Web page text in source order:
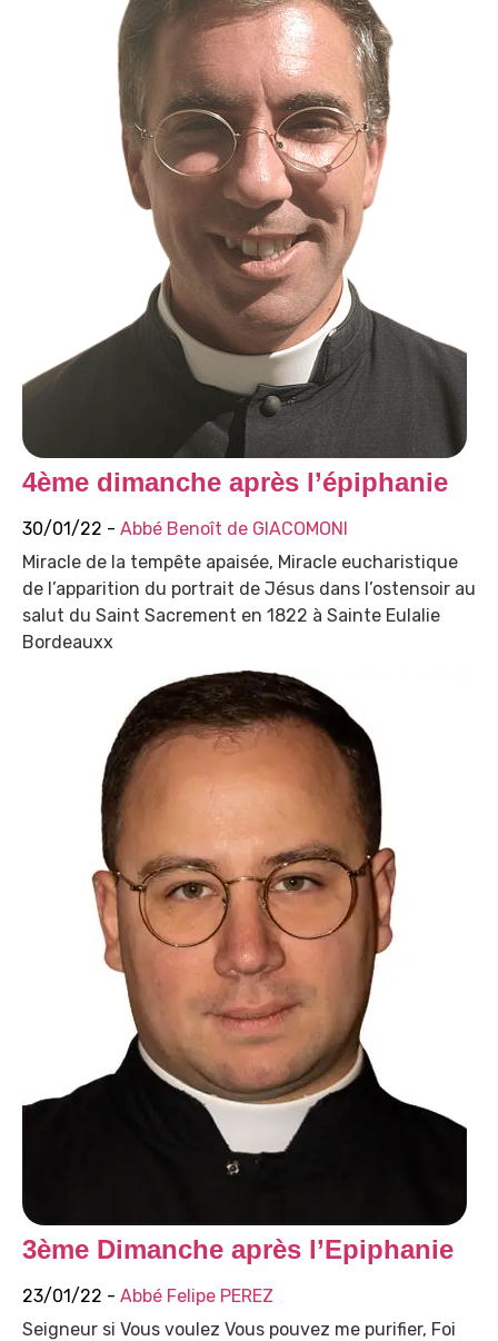
4ème dimanche après l’épiphanie
30/01/22 - Abbé Benoît de GIACOMONI
Miracle de la tempête apaisée, Miracle eucharistique
de l’apparition du portrait de Jésus dans l’ostensoir au
salut du Saint Sacrement en 1822 à Sainte Eulalie
Bordeauxx
3ème Dimanche après l’Epiphanie
23/01/22 - Abbé Felipe PEREZ
Seigneur si Vous voulez Vous pouvez me purifier, Foi